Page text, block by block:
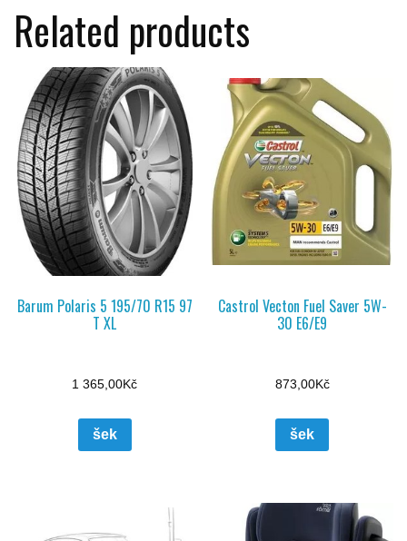
Related products
Barum Polaris 5 195/70 R15 97
T XL
1 365,00Kč
šek
Castrol Vecton Fuel Saver 5W-
30 E6/E9
873,00Kč
šek